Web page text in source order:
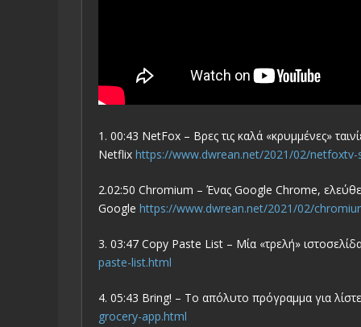
1. 00:43 NetFox – Βρες τις καλά «κρυμμένες»
Netflix https://www.dwrean.net/2021/02/netfoxtv-
2.02:50 Chromium – Ένας Google Chrome,
Google https://www.dwrean.net/2021/02/
3. 03:47 Copy Paste List – Μία «τρελή»
paste-list.html
4. 05:43 Bring! – Το απόλυτο πρόγραμμα για
grocery-app.html